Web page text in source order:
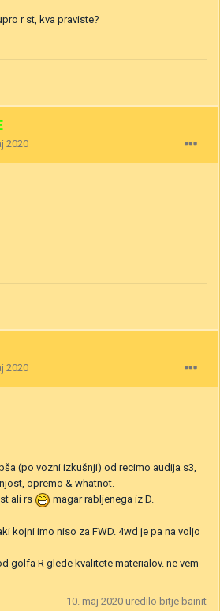
r st, kva praviste?
2020
2020
(po vozni izkušnji) od recimo audija s3,
opremo & whatnot.
ali rs
magar rabljenega iz D.
kojni imo niso za FWD. 4wd je pa na voljo
golfa R glede kvalitete materialov. ne vem
10. maj 2020 uredilo bitje bainit